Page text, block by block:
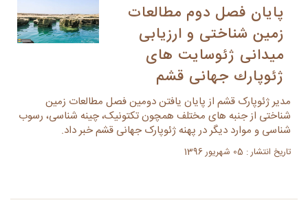
پایان فصل دوم مطالعات
زمين شناختی و ارزيابی
ميدانی ژئوسايت های
ژئوپارك جهانی قشم
مدیر ژئوپارک قشم از پایان یافتن دومین فصل مطالعات زمین
شناختی از جنبه های مختلف همچون تکتونیک، چینه شناسی، رسوب
شناسی و موارد دیگر در پهنه ژئوپارک جهانی قشم خبر داد.
تاریخ انتشار : 05 شهریور 1396